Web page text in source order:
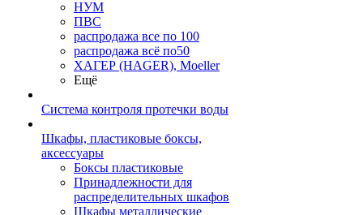
НУМ
ПВС
распродажа все по 100
распродажа всё по50
ХАГЕР (HAGER), Moeller
Ещё
Система контроля протечки воды
Шкафы, пластиковые боксы,
аксессуары
Боксы пластиковые
Принадлежности для
распределительных шкафов
Шкафы металлические